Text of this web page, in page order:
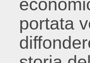
portata